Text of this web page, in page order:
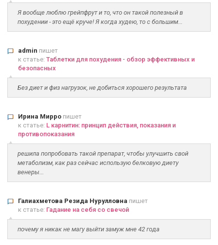
Я вообще люблю грейпфрут и то, что он такой полезный в
похудении - это ещё круче! Я когда худею, то с большим...
admin пишет
к статье: Таблетки для похудения - обзор эффективных и
безопасных
Без диет и физ нагрузок, не добиться хорошего результата
Ирина Мирро пишет
к статье: L карнитин: принцип действия, показания и
противопоказания
решила попробовать такой препарат, чтобы улучшить свой
метаболизм, как раз сейчас использую белковую диету
венеры...
Галиахметова Резида Нурулловна пишет
к статье: Гадание на себя со свечой
почему я никак не магу выйти замуж мне 42 года